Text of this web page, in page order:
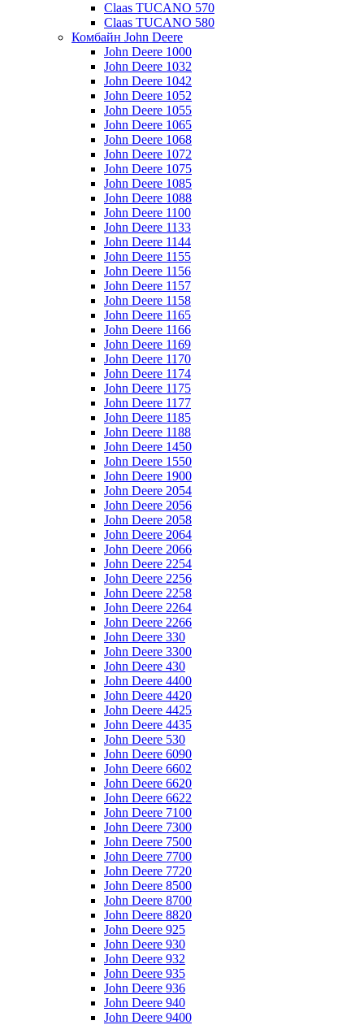
Claas TUCANO 570
Claas TUCANO 580
Комбайн John Deere
John Deere 1000
John Deere 1032
John Deere 1042
John Deere 1052
John Deere 1055
John Deere 1065
John Deere 1068
John Deere 1072
John Deere 1075
John Deere 1085
John Deere 1088
John Deere 1100
John Deere 1133
John Deere 1144
John Deere 1155
John Deere 1156
John Deere 1157
John Deere 1158
John Deere 1165
John Deere 1166
John Deere 1169
John Deere 1170
John Deere 1174
John Deere 1175
John Deere 1177
John Deere 1185
John Deere 1188
John Deere 1450
John Deere 1550
John Deere 1900
John Deere 2054
John Deere 2056
John Deere 2058
John Deere 2064
John Deere 2066
John Deere 2254
John Deere 2256
John Deere 2258
John Deere 2264
John Deere 2266
John Deere 330
John Deere 3300
John Deere 430
John Deere 4400
John Deere 4420
John Deere 4425
John Deere 4435
John Deere 530
John Deere 6090
John Deere 6602
John Deere 6620
John Deere 6622
John Deere 7100
John Deere 7300
John Deere 7500
John Deere 7700
John Deere 7720
John Deere 8500
John Deere 8700
John Deere 8820
John Deere 925
John Deere 930
John Deere 932
John Deere 935
John Deere 936
John Deere 940
John Deere 9400